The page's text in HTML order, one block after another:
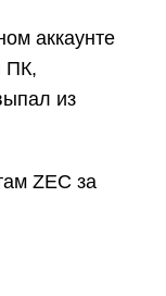
аккаунте
ПК,
из
ZEC за